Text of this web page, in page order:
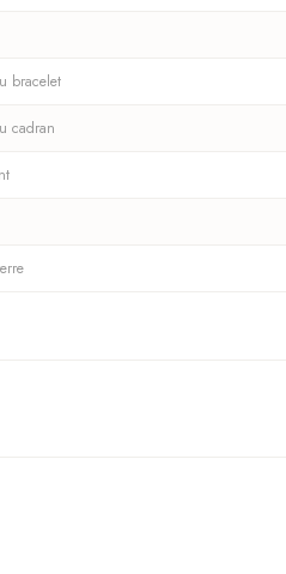
bracelet
cadran